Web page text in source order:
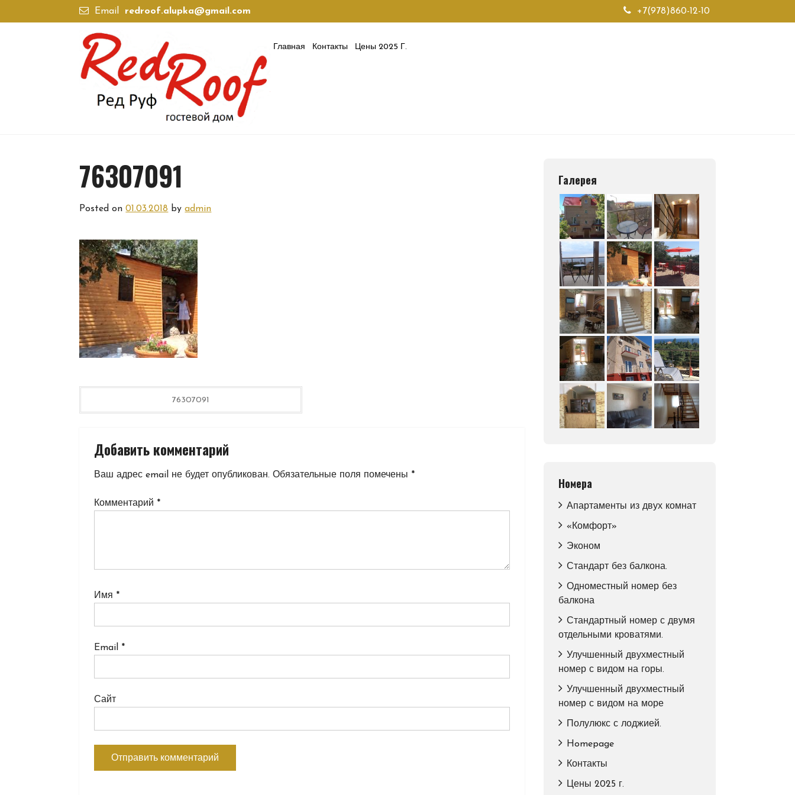
to
Email redroof.alupka@gmail.com +7(978)860-12-10
Главная Контакты Цены 2025 Г.
76307091
Posted on01.03.2018 byadmin
Навигация
по
записям
76307091
Добавить комментарий
Ваш адрес email не будет опубликован. Обязательные поля помечены *
Комментарий *
Имя *
Email *
Сайт
Галерея
Номера
Апартаменты из двух комнат
«Комфорт»
Эконом
Стандарт без балкона.
Одноместный номер без
балкона
Стандартный номер с двумя
отдельными кроватями.
Улучшенный двухместный
номер с видом на горы.
Улучшенный двухместный
номер с видом на море
Полулюкс с лоджией.
Homepage
Контакты
Цены 2025 г.